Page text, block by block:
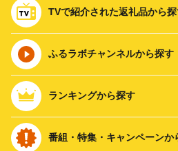
TVで紹介された返礼品から
ふるラボチャンネルから探す
ランキングから探す
番組・特集・キャンペーンか